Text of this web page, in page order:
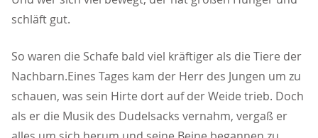
schläft gut.
So waren die Schafe bald viel kräftiger als die Tiere der
Nachbarn.Eines Tages kam der Herr des Jungen um zu
schauen, was sein Hirte dort auf der Weide trieb. Doch
als er die Musik des Dudelsacks vernahm, vergaß er